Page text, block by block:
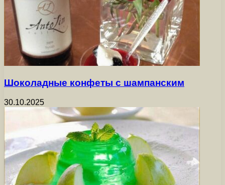
Шоколадные конфеты с шампанским
30.10.2025